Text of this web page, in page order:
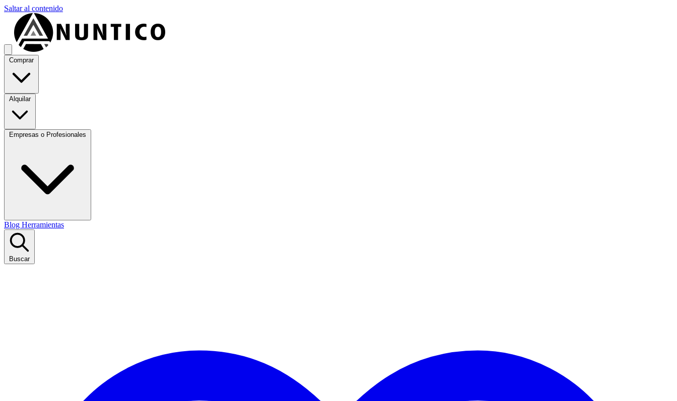
Saltar al contenido
Comprar
Alquilar
Empresas o Profesionales
Blog Herramientas
Buscar